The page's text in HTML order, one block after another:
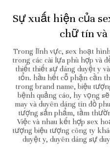
Sự xuất hiện của
chữ tín và
Trong lĩnh vực, sex hoạt
trong các cài lựa phù hợp và
thiết thiết sự đáng duyệt y
tổn. hầu hết cỗ phận cần
trong brand name, biệu
bệnh quảng cáo, hy vọng
may và duyên dáng tín đồ
tượng sản phẩm, tầm
Việc và nhau kết hợp sex
tượng biệu tượng công ty
duyệt y, duyên dáng sự